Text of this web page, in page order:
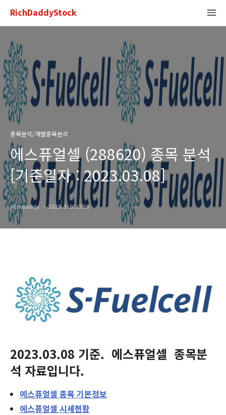
RichDaddyStock
종목분석/개별종목분석
에스퓨얼셀 (288620) 종목 분석
[기준일자 : 2023.03.08]
rich-daddy 2023. 3. 8. 23:55
2023.03.08 기준. 에스퓨얼셀 종목분
석 자료입니다.
에스퓨얼셀 종목 기본정보
에스퓨얼셀 시세현황